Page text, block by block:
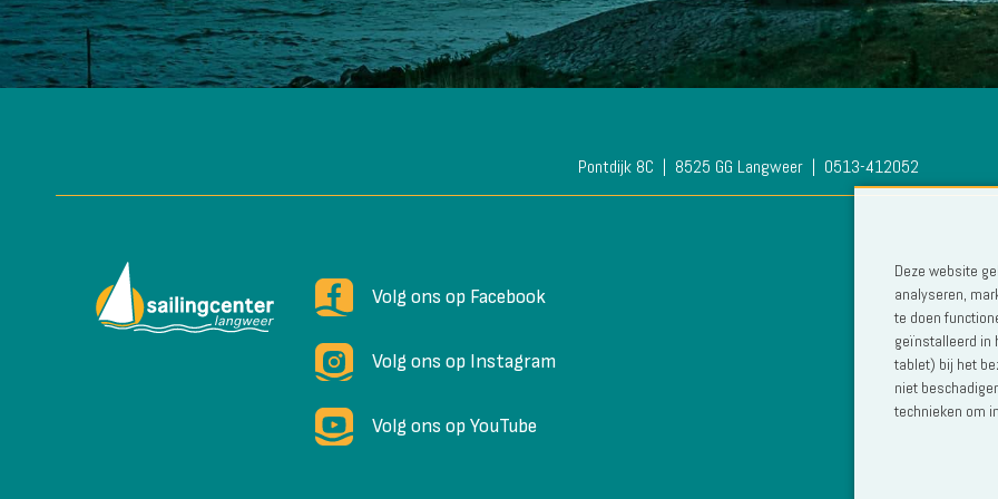
Pontdijk 8C 8525 GG Langweer 0513-412052
Volg ons op Facebook
Volg ons op Instagram
Volg ons op YouTube
Deze website
analyseren,
te doen
geïnstalleerd in
tablet) bij het
niet
technieken om